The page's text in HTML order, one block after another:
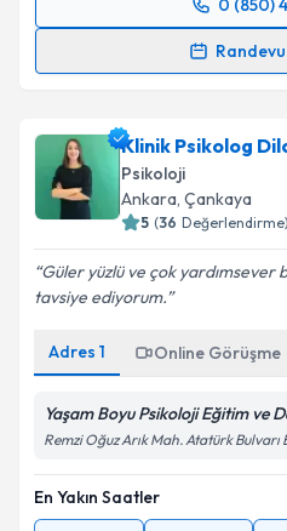
0 (850)
Randevu Takvimi
takvim hazırlandığında
E-posta Adresiniz
kapsamda işlenmesini
Takvim
Klinik Psikolog
Psikoloji
Ankara, Çankaya
5 (36 Değerlendirme)
Güler yüzlü ve çok yardımsever
tavsiye ediyorum.
Adres 1 Online Görüşme
Yaşam Boyu Psikoloji Eğitim ve
Remzi Oğuz Arık Mah. Atatürk
En Yakın Saatler